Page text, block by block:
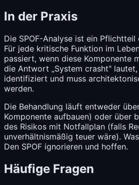
In der Praxis
Die SPOF-Analyse ist ein
Für jede kritische Funktion im
passiert, wenn diese Komponente
die Antwort „System crasht" lautet,
identifiziert und muss
werden.
Die Behandlung läuft entweder
Komponente aufbauen) oder über
des Risikos mit Notfallplan (falls
unverhältnismäßig teuer wäre).
Den SPOF ignorieren und hoffen.
Häufige Fragen